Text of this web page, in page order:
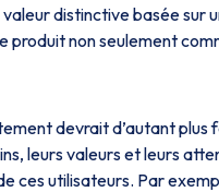
distinctive basée sur
produit non seulement
devrait d’autant
leurs valeurs et leurs
ces utilisateurs. Par